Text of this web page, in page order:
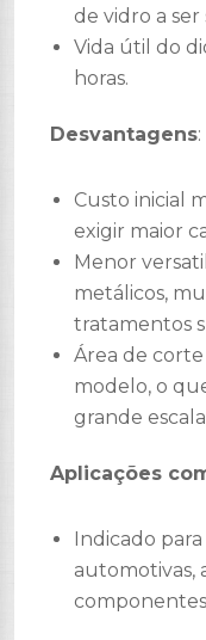
de vidro a
Vida útil do
horas.
Desvantagens:
Custo inicial
exigir maior
Menor
metálicos,
tratamentos
Área de
modelo, o
grande
Aplicações
Indicado
automotivas,